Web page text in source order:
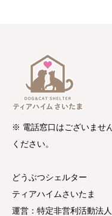
※ 電話窓口はございませ
ください。
どうぶつシェルター
ティアハイムさいたま
運営：特定非営利活動法